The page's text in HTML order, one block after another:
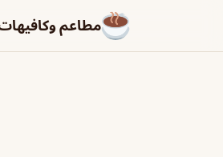
مطاعم